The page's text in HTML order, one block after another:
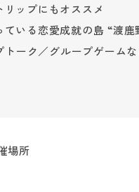
ップにもオススメ
いる恋愛成就の島 “渡
ーク／グループゲームな
場所